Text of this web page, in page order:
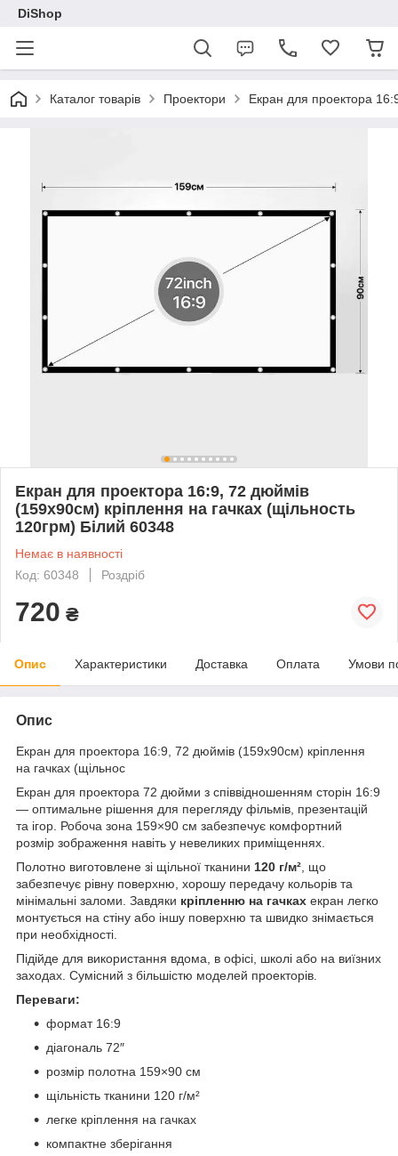
DiShop
Каталог товарів Проектори Екран для проектора
Екран для проектора 16:9, 72 дюймів
(159х90см) кріплення на гачках (щільность
120грм) Білий 60348
Немає в наявності
Код: 60348
Роздріб
720 ₴
Опис Характеристики Доставка Оплата Умови
Опис
Екран для проектора 16:9, 72 дюймів (159х90см) кріплення
на гачках (щільнос
Екран для проектора 72 дюйми з співвідношенням сторін 16:9
— оптимальне рішення для перегляду фільмів, презентацій
та ігор. Робоча зона 159×90 см забезпечує комфортний
розмір зображення навіть у невеликих приміщеннях.
Полотно виготовлене зі щільної тканини 120 г/м² , що
забезпечує рівну поверхню, хорошу передачу кольорів та
мінімальні заломи. Завдяки кріпленню на гачках екран легко
монтується на стіну або іншу поверхню та швидко знімається
при необхідності.
Підійде для використання вдома, в офісі, школі або на виїзних
заходах. Сумісний з більшістю моделей проекторів.
Переваги:
формат 16:9
діагональ 72″
розмір полотна 159×90 см
щільність тканини 120 г/м²
легке кріплення на гачках
компактне зберігання